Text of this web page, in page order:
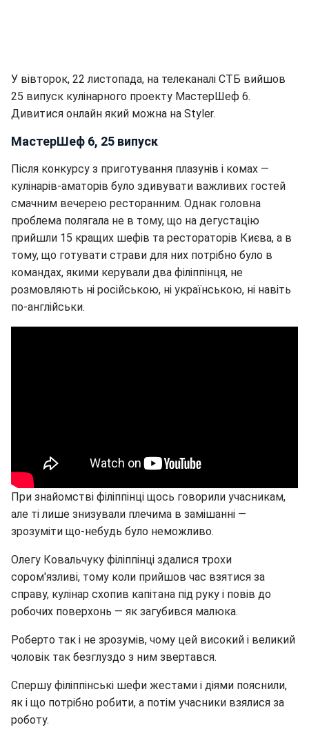
У вівторок, 22 листопада, на телеканалі СТБ вийшов
25 випуск кулінарного проекту МастерШеф 6.
Дивитися онлайн який можна на Styler.
МастерШеф 6, 25 випуск
Після конкурсу з приготування плазунів і комах —
кулінарів-аматорів було здивувати важливих гостей
смачним вечерею ресторанним. Однак головна
проблема полягала не в тому, що на дегустацію
прийшли 15 кращих шефів та рестораторів Києва, а в
тому, що готувати страви для них потрібно було в
командах, якими керували два філіппінця, не
розмовляють ні російською, ні українською, ні навіть
по-англійськи.
При знайомстві філіппінці щось говорили учасникам,
але ті лише знизували плечима в замішанні —
зрозуміти що-небудь було неможливо.
Олегу Ковальчуку філіппінці здалися трохи
сором'язливі, тому коли прийшов час взятися за
справу, кулінар схопив капітана під руку і повів до
робочих поверхонь — як загубився малюка.
Роберто так і не зрозумів, чому цей високий і великий
чоловік так безглуздо з ним звертався.
Спершу філіппінські шефи жестами і діями пояснили,
як і що потрібно робити, а потім учасники взялися за
роботу.